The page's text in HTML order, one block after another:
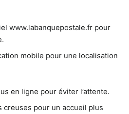
www.labanquepostale.fr pour
mobile pour une localisation
en ligne pour éviter l’attente.
creuses pour un accueil plus